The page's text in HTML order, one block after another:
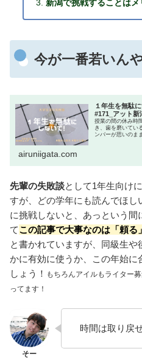
新潟で挑戦することは
今が一番若いん
１年生を無駄
#171_アット
授業の間の休み時
き、歯を磨いてい
ンバーが思いのま
airuniigata.com
先輩の失敗談として1年生向け
すが、どの学年にも読んでほし
に挑戦しないと、あっという間
てこの記事で大事なのは「頼る
と書かれていますが、同級生
かに有効に使うか、この年始
しょう！ もちろんアイルもライター
ってます！
時間は取り戻